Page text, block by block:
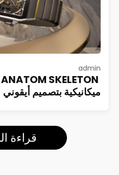
admin
ميكانيكية بتصميم أيقوني
قراءة